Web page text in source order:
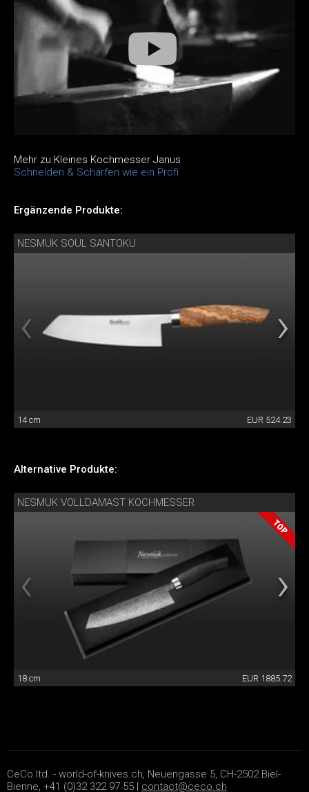
Mehr zu Kleines Kochmesser Janus
Schneiden & Schärfen wie ein Profi
Ergänzende Produkte:
NESMUK SOUL SANTOKU
14 cm EUR 524.23
Alternative Produkte:
NESMUK VOLLDAMAST KOCHMESSER
18 cm EUR 1885.72
CeCo ltd. - world-of-knives.ch, Neuengasse 5, CH-2502 Biel-
Bienne, +41 (0)32 322 97 55 | contact@ceco.ch